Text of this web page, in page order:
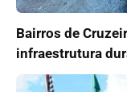
Bairros de
infraestrutura